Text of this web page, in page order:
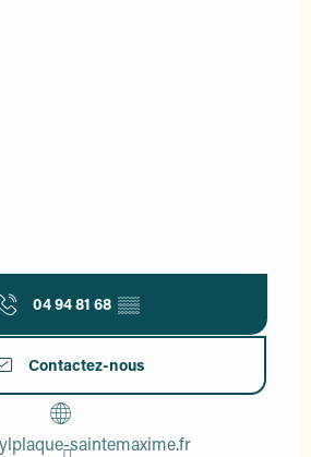
04 94 81 68 ▒▒
Contactez-nous
saintemaxime.fr